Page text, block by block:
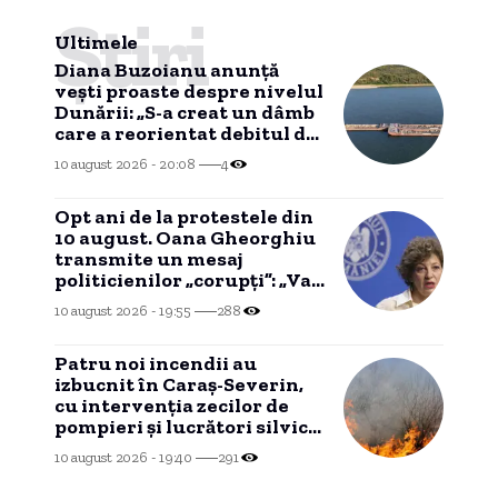
Ultimele
Știri
Diana Buzoianu anunță
vești proaste despre nivelul
Dunării: „S-a creat un dâmb
care a reorientat debitul de
10 august 2026 - 20:08 4
Opt ani de la protestele din
10 august. Oana Gheorghiu
transmite un mesaj
politicienilor „corupți”: „Va
veni ziua în care veţi plăti”
10 august 2026 - 19:55 288
Patru noi incendii au
izbucnit în Caraş-Severin,
cu intervenția zecilor de
pompieri și lucrători silvici,
sprijiniți de două elicoptere.
10 august 2026 - 19:40 291